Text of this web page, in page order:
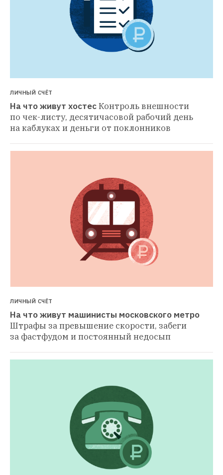
ЛИЧНЫЙ СЧЁТ
На что живут хостесКонтроль внешности
по чек-листу, десятичасовой рабочий день
на каблуках и деньги от поклонников
ЛИЧНЫЙ СЧЁТ
На что живут машинисты московского метро
Штрафы за превышение скорости, забеги
за фастфудом и постоянный недосып